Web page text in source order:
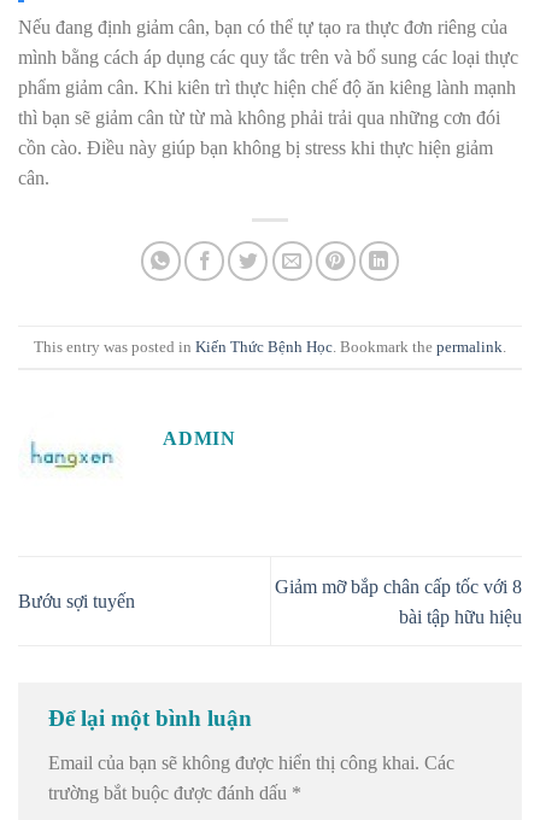
Nếu đang định giảm cân, bạn có thể tự tạo ra thực đơn riêng của
mình bằng cách áp dụng các quy tắc trên và bổ sung các loại thực
phẩm giảm cân. Khi kiên trì thực hiện chế độ ăn kiêng lành mạnh
thì bạn sẽ giảm cân từ từ mà không phải trải qua những cơn đói
cồn cào. Điều này giúp bạn không bị stress khi thực hiện giảm
cân.
This entry was posted in Kiến Thức Bệnh Học . Bookmark the permalink
ADMIN
Bướu sợi tuyến
Giảm mỡ bắp chân cấp tốc với 8
bài tập hữu hiệu
Để lại một bình luận
Email của bạn sẽ không được hiển thị công khai. Các
trường bắt buộc được đánh dấu *